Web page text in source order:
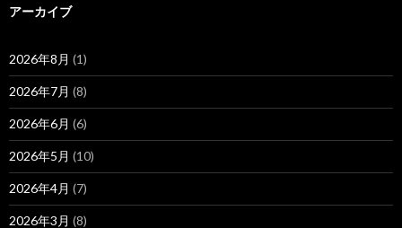
アーカイブ
2026年8月 (1)
2026年7月 (8)
2026年6月 (6)
2026年5月 (10)
2026年4月 (7)
2026年3月 (8)